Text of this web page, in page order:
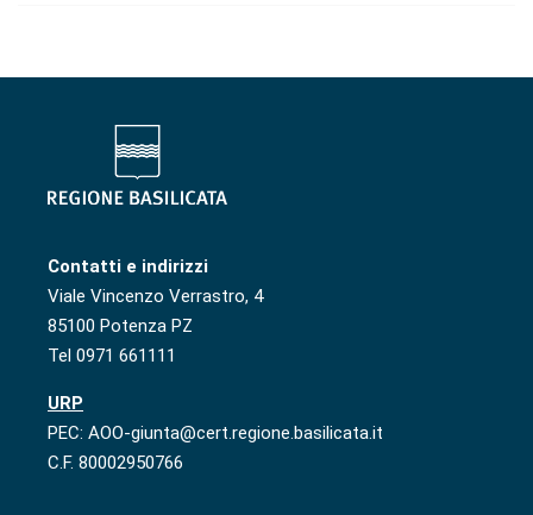
Contatti e indirizzi
Viale Vincenzo Verrastro, 4
85100 Potenza PZ
Tel 0971 661111
URP
PEC: AOO-giunta@cert.regione.basilicata.it
C.F. 80002950766